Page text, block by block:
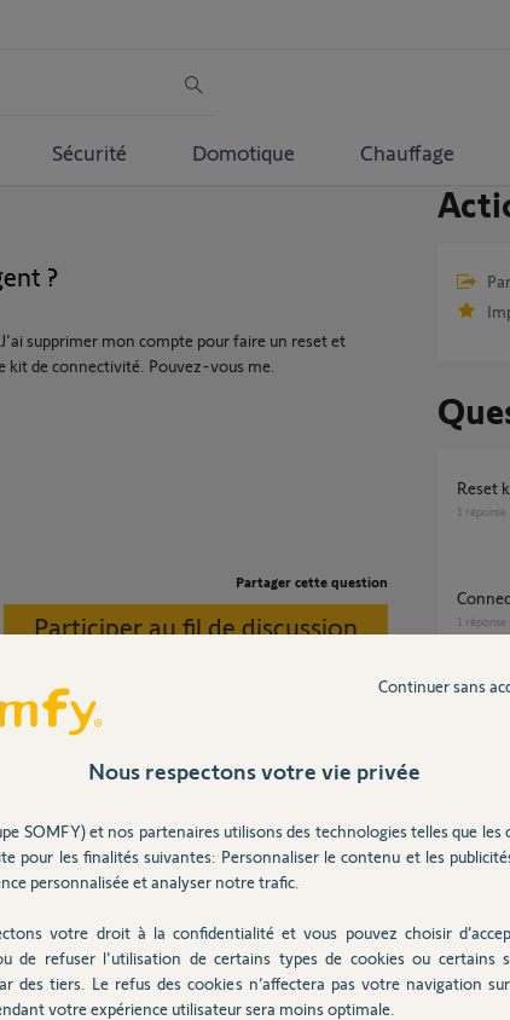
Sécurité Domotique Chauffage
?
supprimer mon compte pour faire un reset et
kit de connectivité. Pouvez-vous me.
Partager cette question
Participer au fil de discussion
1 réponse
1 réponse
Kit connectivité connexion impossible
26réponses
Nous respectons votre vie privée
SOMFY) et nos partenaires utilisons des technologies telles que les
pour les finalités suivantes: Personnaliser le contenu et les
personnalisée et analyser notre trafic.
votre droit à la confidentialité et vous pouvez choisir
de refuser l'utilisation de certains types de cookies ou certains
des tiers. Le refus des cookies n’affectera pas votre navigation
votre expérience utilisateur sera moins optimale.
Continuer sans